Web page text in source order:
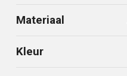
Materiaal
Kleur